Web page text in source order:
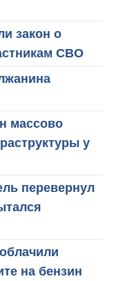
закон о
СВО
массово
у
перевернул
на бензин